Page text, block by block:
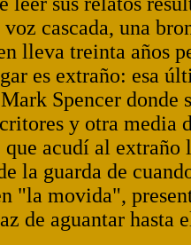
cascada, una
lleva treinta años
es extraño: esa
Spencer donde
y otra media
acudí al extraño
la guarda de
"la movida",
de aguantar hasta